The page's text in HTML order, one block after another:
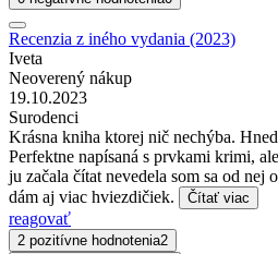
Recenzia z iného vydania (2023)
Iveta
Neoverený nákup
19.10.2023
Surodenci
Krásna kniha ktorej nič nechýba.
Perfektne napísaná s prvkami krimi,
ju začala čítat nevedela som sa od nej
dám aj viac hviezdičiek.
Čítať viac
reagovať
2 pozitívne hodnotenia2